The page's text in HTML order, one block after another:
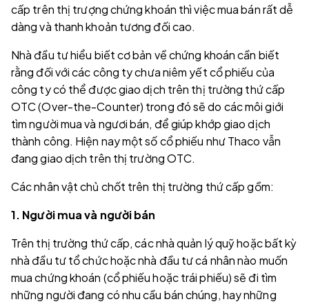
cấp trên thị trượng chứng khoán thì việc mua bán rất dễ
dàng và thanh khoản tương đối cao.
Nhà đầu tư hiểu biết cơ bản về chứng khoán cần biết
rằng đối với các công ty chưa niêm yết cổ phiếu của
công ty có thể được giao dịch trên thị trường thứ cấp
OTC (Over-the-Counter) trong đó sẽ do các môi giới
tìm người mua và ngươi bán, để giúp khớp giao dịch
thành công. Hiện nay một số cổ phiếu như Thaco vẫn
đang giao dịch trên thị trường OTC.
Các nhân vật chủ chốt trên thị trường thứ cấp gồm:
1. Người mua và người bán
Trên thị trường thứ cấp, các nhà quản lý quỹ hoặc bất kỳ
nhà đầu tư tổ chức hoặc nhà đầu tư cá nhân nào muốn
mua chứng khoán (cổ phiếu hoặc trái phiếu) sẽ đi tìm
những người đang có nhu cầu bán chúng, hay những